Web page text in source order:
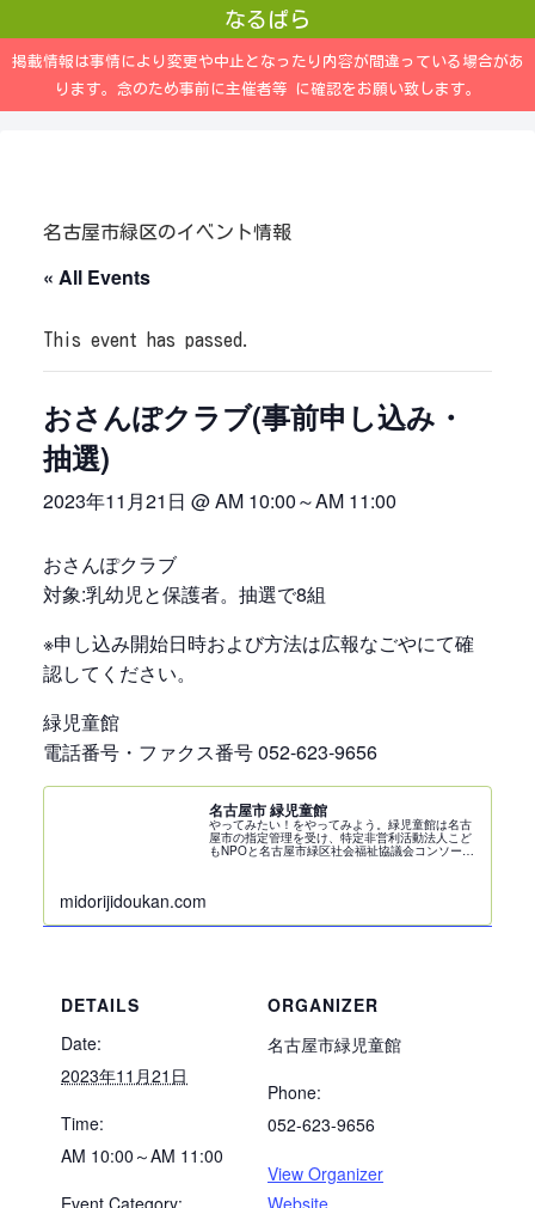
なるぱら
掲載情報は事情により変更や中止となったり内容が間違っている場合があ
ります。念のため事前に主催者等 に確認をお願い致します。
名古屋市緑区のイベント情報
« All Events
This event has passed.
おさんぽクラブ(事前申し込み・
抽選)
2023年11月21日 @ AM 10:00～AM 11:00
おさんぽクラブ
対象:乳幼児と保護者。抽選で8組
※申し込み開始日時および方法は広報なごやにて確
認してください。
緑児童館
電話番号・ファクス番号 052-623-9656
名古屋市 緑児童館
やってみたい！をやってみよう。緑児童館は名古
屋市の指定管理を受け、特定非営利活動法人こど
もNPOと名古屋市緑区社会福祉協議会コンソーシ
アムによって管理・運営をしています。
midorijidoukan.com
DETAILS
Date:
2023年11月21日
Time:
AM 10:00～AM 11:00
ORGANIZER
名古屋市緑児童館
Phone:
052-623-9656
View Organizer